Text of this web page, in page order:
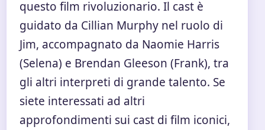
questo film rivoluzionario. Il cast è
guidato da Cillian Murphy nel ruolo di
Jim, accompagnato da Naomie Harris
(Selena) e Brendan Gleeson (Frank), tra
gli altri interpreti di grande talento. Se
siete interessati ad altri
approfondimenti sui cast di film iconici,